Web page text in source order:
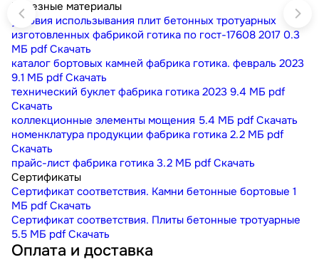
Полезные материалы
условия использывания плит бетонных тротуарных
изготовленных фабрикой готика по гост-17608 2017 0.3
МБ pdf Скачать
каталог бортовых камней фабрика готика. февраль 2023
9.1 МБ pdf Скачать
технический буклет фабрика готика 2023 9.4 МБ pdf
Скачать
коллекционные элементы мощения 5.4 МБ pdf Скачать
номенклатура продукции фабрика готика 2.2 МБ pdf
Скачать
прайс-лист фабрика готика 3.2 МБ pdf Скачать
Сертификаты
Сертификат соответствия. Камни бетонные бортовые 1
МБ pdf Скачать
Сертификат соответствия. Плиты бетонные тротуарные
5.5 МБ pdf Скачать
Оплата и доставка